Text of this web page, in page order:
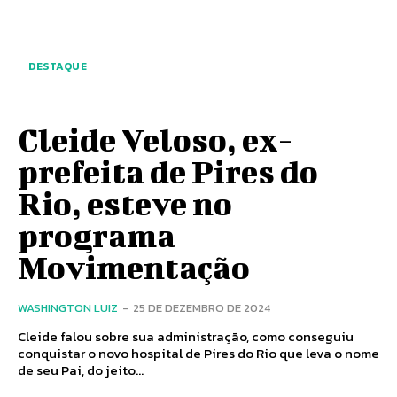
DESTAQUE
Cleide Veloso, ex-
prefeita de Pires do
Rio, esteve no
programa
Movimentação
WASHINGTON LUIZ - 25 DE DEZEMBRO DE 2024
Cleide falou sobre sua administração, como conseguiu
conquistar o novo hospital de Pires do Rio que leva o nome
de seu Pai, do jeito...